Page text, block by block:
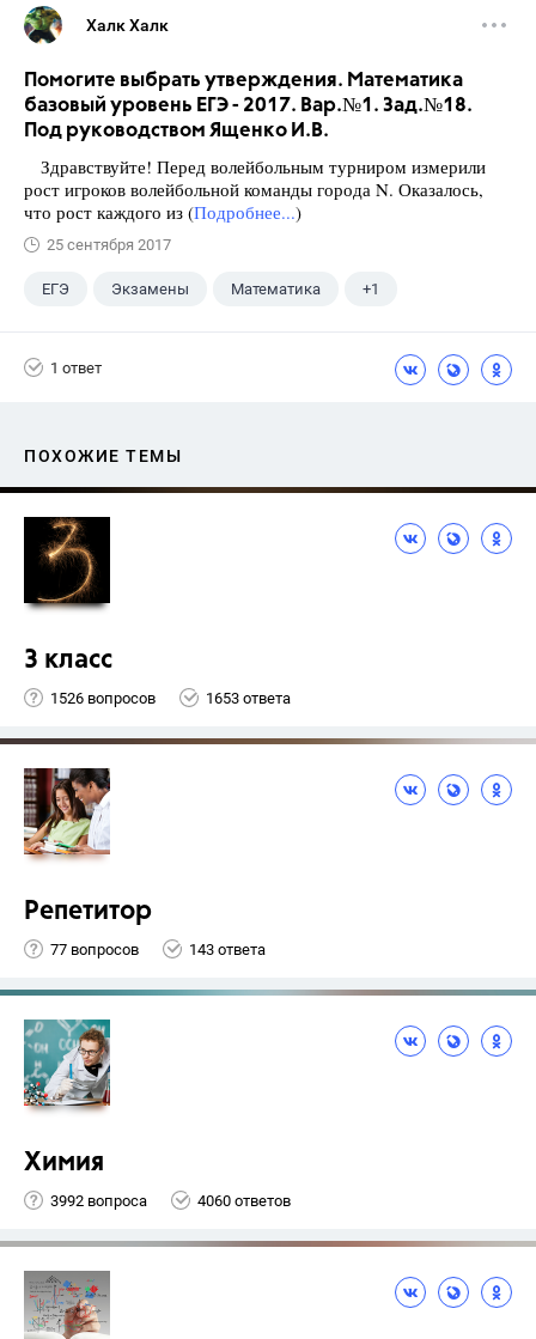
Халк Халк
Помогите выбрать утверждения. Математика
базовый уровень ЕГЭ - 2017. Вар.№1. Зад.№18.
Под руководством Ященко И.В.
Здравствуйте! Перед волейбольным турниром измерили
рост игроков волейбольной команды города N. Оказалось,
что рост каждого из (Подробнее...)
25 сентября 2017
ЕГЭ Экзамены Математика +1
1 ответ
ПОХОЖИЕ ТЕМЫ
3 класс
1526 вопросов 1653 ответа
Репетитор
77 вопросов 143 ответа
Химия
3992 вопроса 4060 ответов